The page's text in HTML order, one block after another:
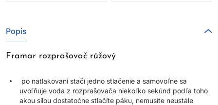
Popis
Framar rozprašovač růžový
po natlakovaní stačí jedno stlačenie a samovoľne sa
uvoľňuje voda z rozprašovača niekoľko sekúnd podľa toho
akou silou dostatočne stlačíte páku, nemusíte neustále